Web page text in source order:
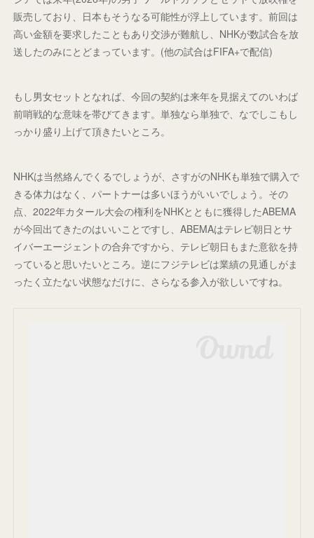
販売しており、日本もそうなる可能性が浮上しています。前回は
高い金額を要求したこともあり交渉が難航し、NHKが数試合を放
送したのみにとどまっています。(他の試合はFIFA+で配信)
もし男女セットとなれば、今回の契約は来年を見据えてのいわば
前哨戦的な意味を帯びてきます。単独なら単独で、なでしこもし
っかり盛り上げて頂きたいところ。
NHKは当然絡んでくるでしょうが、さすがのNHKも単独で購入で
きる体力はなく、パートナーは多いほうがいいでしょう。その
点、2022年カタール大会の権利をNHKとともに獲得したABEMA
が今回出てきたのはいいことですし、ABEMAはテレビ朝日とサ
イバーエージェントの合弁ですから、テレビ朝日もまた意欲を持
っていると思いたいところ。逆にフジテレビは業績の見通しがま
ったく立たない状態なだけに、さらなる参入が欲しいですね。